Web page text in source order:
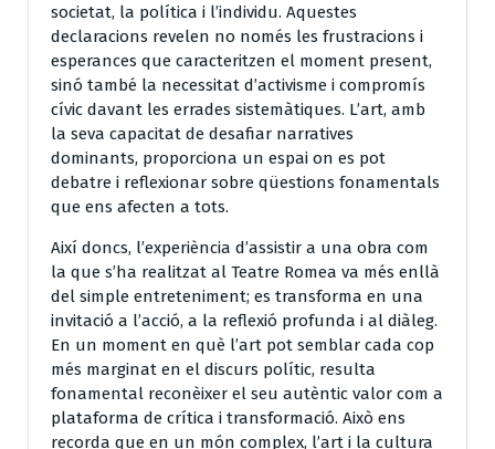
societat, la política i l’individu. Aquestes
declaracions revelen no només les frustracions i
esperances que caracteritzen el moment present,
sinó també la necessitat d’activisme i compromís
cívic davant les errades sistemàtiques. L’art, amb
la seva capacitat de desafiar narratives
dominants, proporciona un espai on es pot
debatre i reflexionar sobre qüestions fonamentals
que ens afecten a tots.
Així doncs, l’experiència d’assistir a una obra com
la que s’ha realitzat al Teatre Romea va més enllà
del simple entreteniment; es transforma en una
invitació a l’acció, a la reflexió profunda i al diàleg.
En un moment en què l’art pot semblar cada cop
més marginat en el discurs polític, resulta
fonamental reconèixer el seu autèntic valor com a
plataforma de crítica i transformació. Això ens
recorda que en un món complex, l’art i la cultura